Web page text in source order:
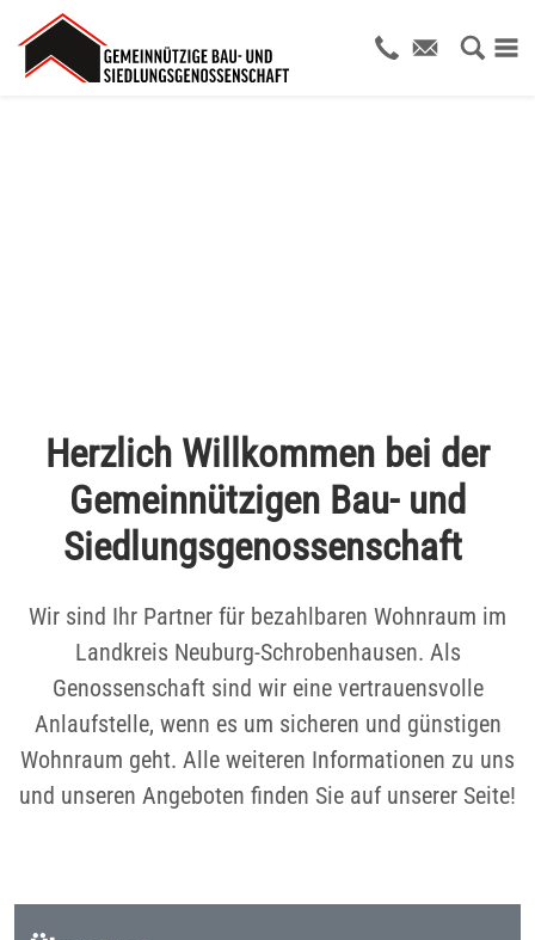
Herzlich Willkommen bei der
Gemeinnützigen Bau- und
Siedlungsgenossenschaft
Wir sind Ihr Partner für bezahlbaren Wohnraum im
Landkreis Neuburg-Schrobenhausen. Als
Genossenschaft sind wir eine vertrauensvolle
Anlaufstelle, wenn es um sicheren und günstigen
Wohnraum geht. Alle weiteren Informationen zu uns
und unseren Angeboten finden Sie auf unserer Seite!